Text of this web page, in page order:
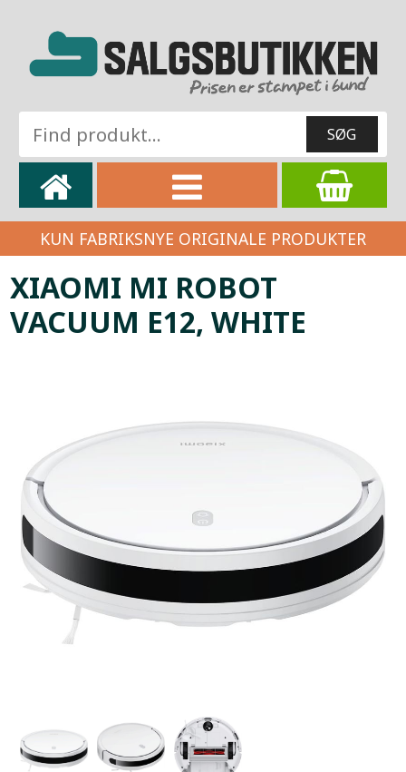
KUN FABRIKSNYE ORIGINALE PRODUKTER
XIAOMI MI ROBOT
VACUUM E12, WHITE